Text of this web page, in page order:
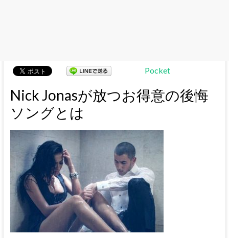
Pocket
Nick Jonasが放つお得意の後悔
ソングとは